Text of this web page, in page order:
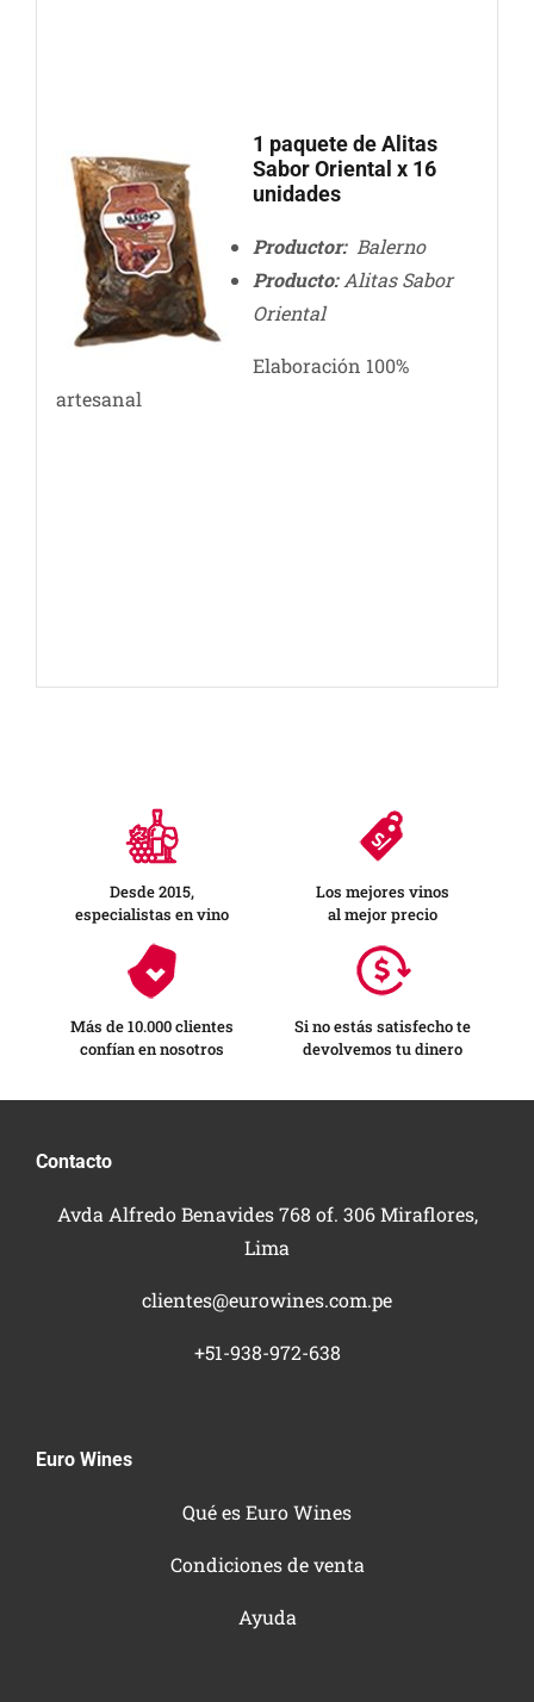
1 paquete de Alitas
Sabor Oriental x 16
unidades
Productor: Balerno
Producto:Alitas Sabor
Oriental
Elaboración 100%
artesanal
Desde 2015,
especialistas en vino
Los mejores vinos
al mejor precio
Más de 10.000 clientes
confían en nosotros
Si no estás satisfecho te
devolvemos tu dinero
Contacto
Avda Alfredo Benavides 768 of. 306 Miraflores,
Lima
clientes@eurowines.com.pe
+51-938-972-638
Euro Wines
Qué es Euro Wines
Condiciones de venta
Ayuda